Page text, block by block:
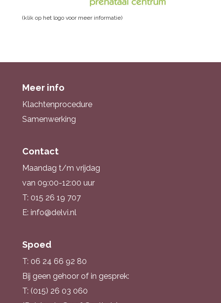
(klik op het logo voor meer informatie)
Meer info
Klachtenprocedure
Samenwerking
Contact
Maandag t/m vrijdag
van 09:00-12:00 uur
T: 015 26 19 707
E: info@delvi.nl
Spoed
T: 06 24 66 92 80
Bij geen gehoor of in gesprek:
T: (015) 26 03 060